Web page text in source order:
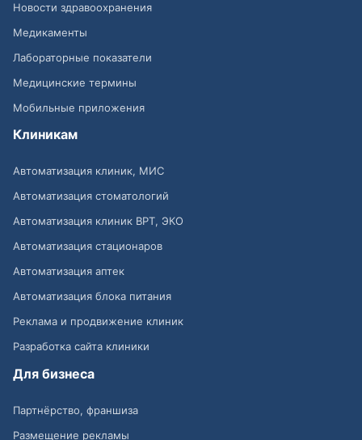
Новости здравоохранения
Медикаменты
Лабораторные показатели
Медицинские термины
Мобильные приложения
Клиникам
Автоматизация клиник, МИС
Автоматизация стоматологий
Автоматизация клиник ВРТ, ЭКО
Автоматизация стационаров
Автоматизация аптек
Автоматизация блока питания
Реклама и продвижение клиник
Разработка сайта клиники
Для бизнеса
Партнёрство, франшиза
Размещение рекламы